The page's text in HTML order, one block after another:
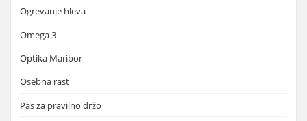
Ogrevanje hleva
Omega 3
Optika Maribor
Osebna rast
Pas za pravilno držo